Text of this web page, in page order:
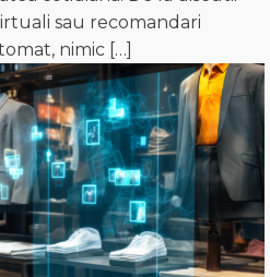
sau recomandari
nimic […]